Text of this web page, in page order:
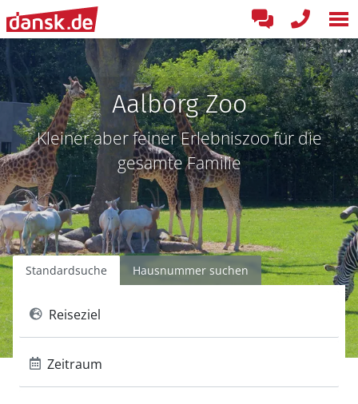
Aalborg Zoo
Kleiner aber feiner Erlebniszoo für die
gesamte Familie
Standardsuche Hausnummer suchen
Reiseziel
Zeitraum